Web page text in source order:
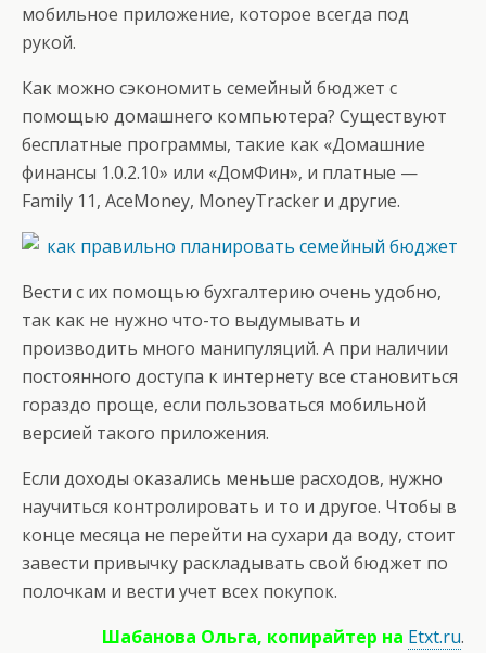
мобильное приложение, которое всегда под
рукой.
Как можно сэкономить семейный бюджет с
помощью домашнего компьютера? Существуют
бесплатные программы, такие как «Домашние
финансы 1.0.2.10» или «ДомФин», и платные —
Family 11, AceMoney, MoneyTracker и другие.
Вести с их помощью бухгалтерию очень удобно,
так как не нужно что-то выдумывать и
производить много манипуляций. А при наличии
постоянного доступа к интернету все становиться
гораздо проще, если пользоваться мобильной
версией такого приложения.
Если доходы оказались меньше расходов, нужно
научиться контролировать и то и другое. Чтобы в
конце месяца не перейти на сухари да воду, стоит
завести привычку раскладывать свой бюджет по
полочкам и вести учет всех покупок.
Шабанова Ольга, копирайтер на Etxt.ru.